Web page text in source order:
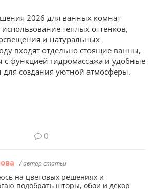
2026 для ванных комнат
теплых оттенков,
и натуральных
входят отдельно стоящие ванны,
функцией гидромассажа и удобные
для создания уютной атмосферы.
0
/ автор статьи
на цветовых решениях и
подобрать шторы, обои и декор